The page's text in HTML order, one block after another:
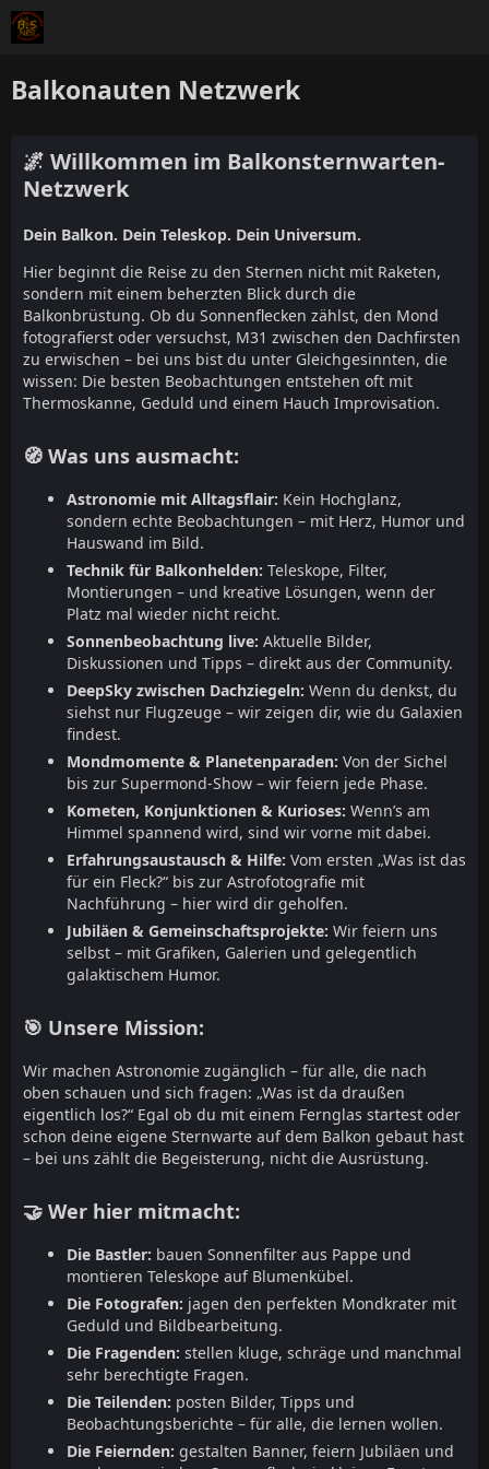
Balkonauten Netzwerk
🌌 Willkommen im Balkonsternwarten-
Netzwerk
Dein Balkon. Dein Teleskop. Dein Universum.
Hier beginnt die Reise zu den Sternen nicht mit Raketen,
sondern mit einem beherzten Blick durch die
Balkonbrüstung. Ob du Sonnenflecken zählst, den Mond
fotografierst oder versuchst, M31 zwischen den Dachfirsten
zu erwischen – bei uns bist du unter Gleichgesinnten, die
wissen: Die besten Beobachtungen entstehen oft mit
Thermoskanne, Geduld und einem Hauch Improvisation.
🧭 Was uns ausmacht:
Astronomie mit Alltagsflair: Kein Hochglanz,
sondern echte Beobachtungen – mit Herz, Humor und
Hauswand im Bild.
Technik für Balkonhelden: Teleskope, Filter,
Montierungen – und kreative Lösungen, wenn der
Platz mal wieder nicht reicht.
Sonnenbeobachtung live: Aktuelle Bilder,
Diskussionen und Tipps – direkt aus der Community.
DeepSky zwischen Dachziegeln: Wenn du denkst, du
siehst nur Flugzeuge – wir zeigen dir, wie du Galaxien
findest.
Mondmomente & Planetenparaden: Von der Sichel
bis zur Supermond-Show – wir feiern jede Phase.
Kometen, Konjunktionen & Kurioses: Wenn’s am
Himmel spannend wird, sind wir vorne mit dabei.
Erfahrungsaustausch & Hilfe: Vom ersten „Was ist das
für ein Fleck?“ bis zur Astrofotografie mit
Nachführung – hier wird dir geholfen.
Jubiläen & Gemeinschaftsprojekte: Wir feiern uns
selbst – mit Grafiken, Galerien und gelegentlich
galaktischem Humor.
🎯 Unsere Mission:
Wir machen Astronomie zugänglich – für alle, die nach
oben schauen und sich fragen: „Was ist da draußen
eigentlich los?“ Egal ob du mit einem Fernglas startest oder
schon deine eigene Sternwarte auf dem Balkon gebaut hast
– bei uns zählt die Begeisterung, nicht die Ausrüstung.
🤝 Wer hier mitmacht:
Die Bastler: bauen Sonnenfilter aus Pappe und
montieren Teleskope auf Blumenkübel.
Die Fotografen: jagen den perfekten Mondkrater mit
Geduld und Bildbearbeitung.
Die Fragenden: stellen kluge, schräge und manchmal
sehr berechtigte Fragen.
Die Teilenden: posten Bilder, Tipps und
Beobachtungsberichte – für alle, die lernen wollen.
Die Feiernden: gestalten Banner, feiern Jubiläen und